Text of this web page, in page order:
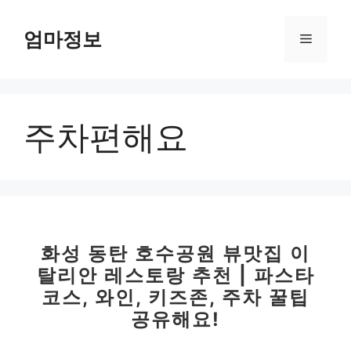
엄마정보 메
주차편해요
화성 동탄 호수공원 뷰맛집 이
탈리안 레스토랑 추천 | 파스타
코스, 와인, 키즈존, 주차 꿀팁
공유해요!